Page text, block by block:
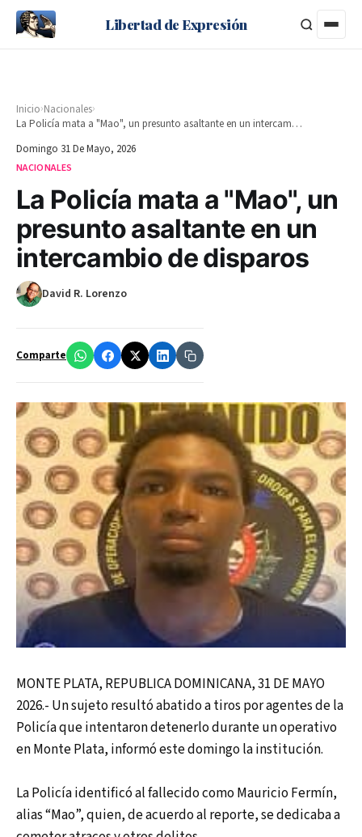
Libertad de Expresión
Inicio›Nacionales›
La Policía mata a "Mao", un presunto asaltante en un intercambio de disparos
Domingo 31 De Mayo, 2026
NACIONALES
La Policía mata a "Mao", un
presunto asaltante en un
intercambio de disparos
David R. Lorenzo
Comparte
MONTE PLATA, REPUBLICA DOMINICANA, 31 DE MAYO
2026.- Un sujeto resultó abatido a tiros por agentes de la
Policía que intentaron detenerlo durante un operativo
en Monte Plata, informó este domingo la institución.
La Policía identificó al fallecido como Mauricio Fermín,
alias “Mao”, quien, de acuerdo al reporte, se dedicaba a